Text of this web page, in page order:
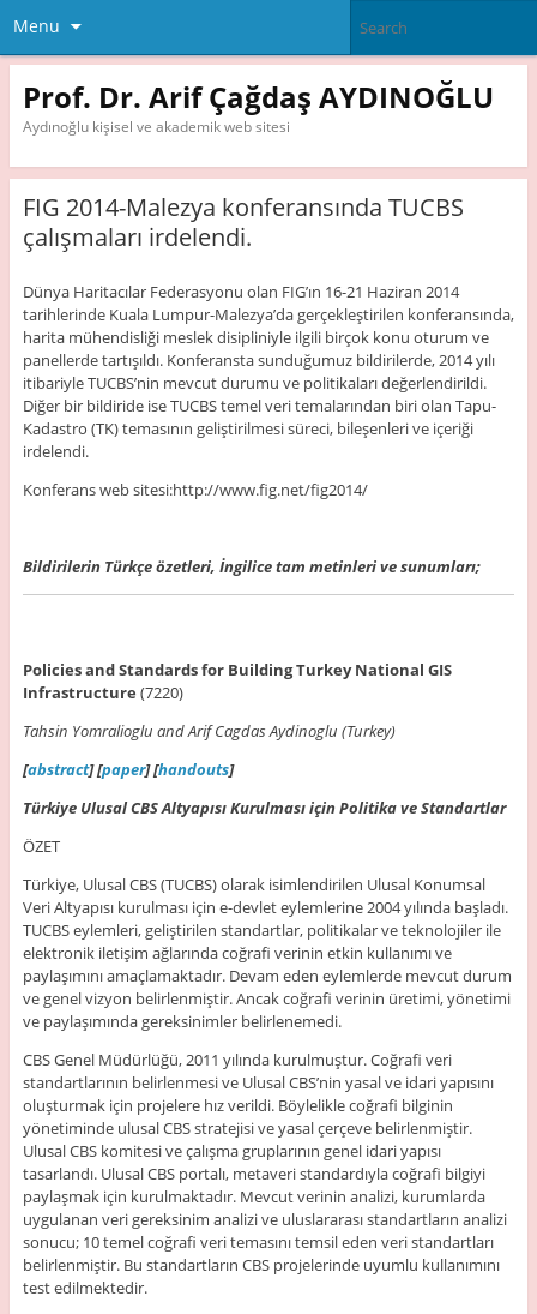
Menu
Prof. Dr. Arif Çağdaş AYDINOĞLU
Aydınoğlu kişisel ve akademik web sitesi
FIG 2014-Malezya konferansında TUCBS
çalışmaları irdelendi.
Dünya Haritacılar Federasyonu olan FIG’ın 16-21 Haziran 2014
tarihlerinde Kuala Lumpur-Malezya’da gerçekleştirilen konferansında,
harita mühendisliği meslek disipliniyle ilgili birçok konu oturum ve
panellerde tartışıldı. Konferansta sunduğumuz bildirilerde, 2014 yılı
itibariyle TUCBS’nin mevcut durumu ve politikaları değerlendirildi.
Diğer bir bildiride ise TUCBS temel veri temalarından biri olan Tapu-
Kadastro (TK) temasının geliştirilmesi süreci, bileşenleri ve içeriği
irdelendi.
Konferans web sitesi:http://www.fig.net/fig2014/
Bildirilerin Türkçe özetleri, İngilice tam metinleri ve sunumları;
Policies and Standards for Building Turkey National GIS
Infrastructure (7220)
Tahsin Yomralioglu and Arif Cagdas Aydinoglu (Turkey)
[abstract] [paper] [handouts]
Türkiye Ulusal CBS Altyapısı Kurulması için Politika ve Standartlar
ÖZET
Türkiye, Ulusal CBS (TUCBS) olarak isimlendirilen Ulusal Konumsal
Veri Altyapısı kurulması için e-devlet eylemlerine 2004 yılında başladı.
TUCBS eylemleri, geliştirilen standartlar, politikalar ve teknolojiler ile
elektronik iletişim ağlarında coğrafi verinin etkin kullanımı ve
paylaşımını amaçlamaktadır. Devam eden eylemlerde mevcut durum
ve genel vizyon belirlenmiştir. Ancak coğrafi verinin üretimi, yönetimi
ve paylaşımında gereksinimler belirlenemedi.
CBS Genel Müdürlüğü, 2011 yılında kurulmuştur. Coğrafi veri
standartlarının belirlenmesi ve Ulusal CBS’nin yasal ve idari yapısını
oluşturmak için projelere hız verildi. Böylelikle coğrafi bilginin
yönetiminde ulusal CBS stratejisi ve yasal çerçeve belirlenmiştir.
Ulusal CBS komitesi ve çalışma gruplarının genel idari yapısı
tasarlandı. Ulusal CBS portalı, metaveri standardıyla coğrafi bilgiyi
paylaşmak için kurulmaktadır. Mevcut verinin analizi, kurumlarda
uygulanan veri gereksinim analizi ve uluslararası standartların analizi
sonucu; 10 temel coğrafi veri temasını temsil eden veri standartları
belirlenmiştir. Bu standartların CBS projelerinde uyumlu kullanımını
test edilmektedir.